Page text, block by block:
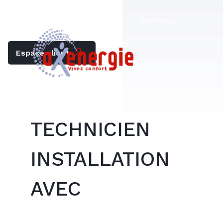
Espace client
TECHNICIEN
INSTALLATION
AVEC